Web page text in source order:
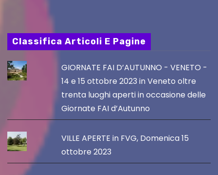
Classifica Articoli E Pagine
GIORNATE FAI D’AUTUNNO - VENETO -
14 e 15 ottobre 2023 in Veneto oltre
trenta luoghi aperti in occasione delle
Giornate FAI d’Autunno
VILLE APERTE in FVG, Domenica 15
ottobre 2023